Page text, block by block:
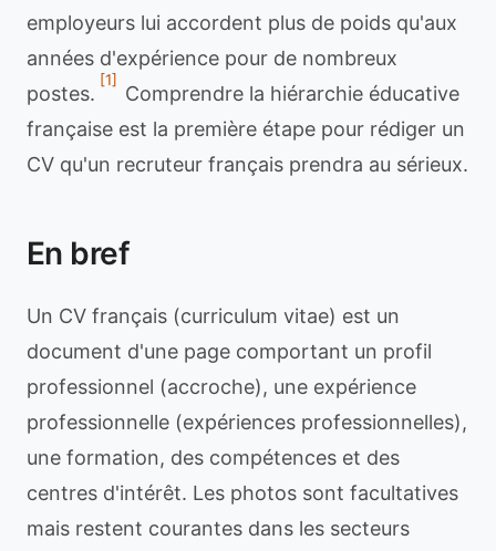
employeurs lui accordent plus de poids qu'aux
années d'expérience pour de nombreux
postes.
[1]
Comprendre la hiérarchie éducative
française est la première étape pour rédiger un
CV qu'un recruteur français prendra au sérieux.
En bref
Un CV français (curriculum vitae) est un
document d'une page comportant un profil
professionnel (accroche), une expérience
professionnelle (expériences professionnelles),
une formation, des compétences et des
centres d'intérêt. Les photos sont facultatives
mais restent courantes dans les secteurs